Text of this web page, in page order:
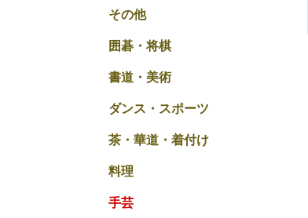
その他
囲碁・将棋
書道・美術
ダンス・スポーツ
茶・華道・着付け
料理
手芸